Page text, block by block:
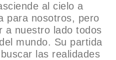
al cielo a
para nosotros, pero
a nuestro lado todos
mundo. Su partida
las realidades